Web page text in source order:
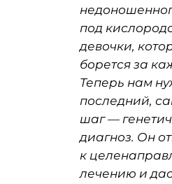
под
девочки,
борется за
Теперь нам
последний,
шаг —
диагноз. Он
к
лечению и